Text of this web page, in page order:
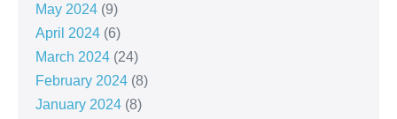
May 2024 (9)
April 2024 (6)
March 2024 (24)
February 2024 (8)
January 2024 (8)